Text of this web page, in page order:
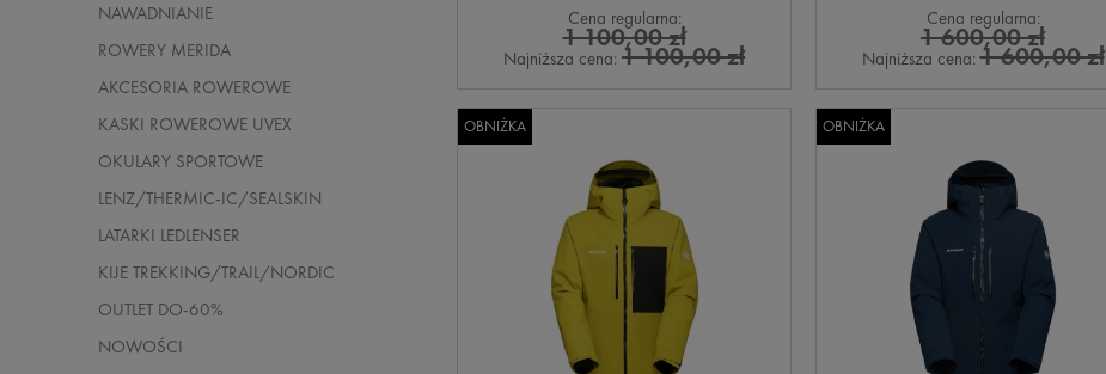
NAWADNIANIE
ROWERY MERIDA
AKCESORIA ROWEROWE
KASKI ROWEROWE UVEX
OKULARY SPORTOWE
LENZ/THERMIC-IC/SEALSKIN
LATARKI LEDLENSER
KIJE TREKKING/TRAIL/NORDIC
OUTLET DO-60%
NOWOŚCI
Cena regularna:
1 100,00 zł
Najniższa cena: 1 100,00 zł
Cena regularna:
1 600,00 zł
Najniższa cena:1 600,00 zł
OBNIŻKA OBNIŻKA